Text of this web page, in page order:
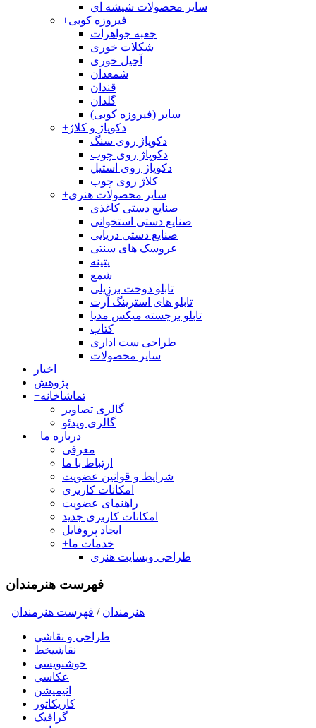
سایر محصولات شیشه ای
+فیروزه کوبی
جعبه جواهرات
شکلات خوری
آجیل خوری
شمعدان
قندان
گلدان
سایر (فیروزه کوبی)
+دکوپاژ و کلاژ
دکوپاژ روی سنگ
دکوپاژ روی چوب
دکوپاژ روی استیل
کلاژ روی چوب
+سایر محصولات هنری
صنایع دستی کاغذی
صنایع دستی استخوانی
صنایع دستی دریایی
عروسک های سنتی
پتینه
شمع
تابلو دوخت برزیلی
تابلو های استرینگ آرت
تابلو برجسته میکس مدیا
کتاب
طراحی ست اداری
سایر محصولات
اخبار
پژوهش
+تماشاخانه
گالری تصاویر
گالری ویدئو
+درباره ما
معرفی
ارتباط با ما
شرایط و قوانین عضویت
امکانات کاربری
راهنمای عضویت
امکانات کاربری جدید
ایجاد پروفایل
+خدمات ما
طراحی وبسایت هنری
فهرست هنرمندان
هنرمندان / فهرست هنرمندان
طراحی و نقاشی
نقاشیخط
خوشنویسی
عکاسی
انیمیشن
کاریکاتور
گرافیک